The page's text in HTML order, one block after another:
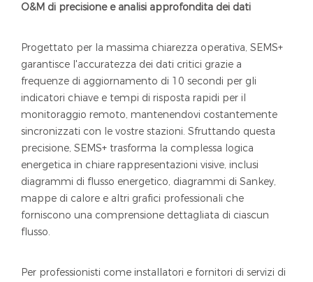
O&M di precisione e analisi approfondita dei dati
Progettato per la massima chiarezza operativa, SEMS+
garantisce l'accuratezza dei dati critici grazie a
frequenze di aggiornamento di 10 secondi per gli
indicatori chiave e tempi di risposta rapidi per il
monitoraggio remoto, mantenendovi costantemente
sincronizzati con le vostre stazioni. Sfruttando questa
precisione, SEMS+ trasforma la complessa logica
energetica in chiare rappresentazioni visive, inclusi
diagrammi di flusso energetico, diagrammi di Sankey,
mappe di calore e altri grafici professionali che
forniscono una comprensione dettagliata di ciascun
flusso.
Per professionisti come installatori e fornitori di servizi di